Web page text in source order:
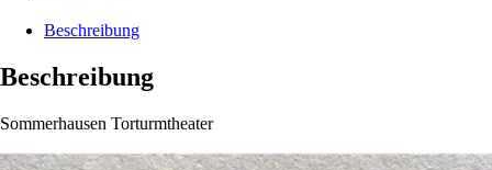
Beschreibung
Beschreibung
Sommerhausen Torturmtheater